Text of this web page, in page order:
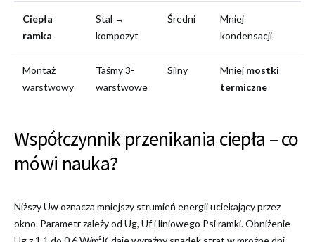
Ciepła
ramka
Stal →
kompozyt
Średni
Mniej
kondensacji
Montaż
warstwowy
Taśmy 3-
warstwowe
Silny Mniej mostki
termiczne
Współczynnik przenikania ciepła – co
mówi nauka?
Niższy Uw oznacza mniejszy strumień energii uciekający przez
okno. Parametr zależy od Ug, Uf i liniowego Psi ramki. Obniżenie